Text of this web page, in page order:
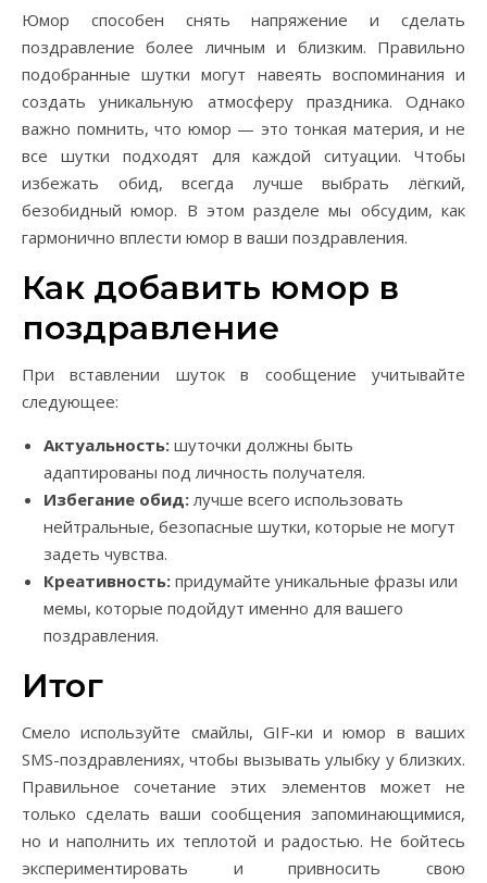
Юмор способен снять напряжение и сделать
поздравление более личным и близким. Правильно
подобранные шутки могут навеять воспоминания и
создать уникальную атмосферу праздника. Однако
важно помнить, что юмор — это тонкая материя, и не
все шутки подходят для каждой ситуации. Чтобы
избежать обид, всегда лучше выбрать лёгкий,
безобидный юмор. В этом разделе мы обсудим, как
гармонично вплести юмор в ваши поздравления.
Как добавить юмор в
поздравление
При вставлении шуток в сообщение учитывайте
следующее:
Актуальность: шуточки должны быть
адаптированы под личность получателя.
Избегание обид:лучше всего использовать
нейтральные, безопасные шутки, которые не могут
задеть чувства.
Креативность: придумайте уникальные фразы или
мемы, которые подойдут именно для вашего
поздравления.
Итог
Смело используйте смайлы, GIF-ки и юмор в ваших
SMS-поздравлениях, чтобы вызывать улыбку у близких.
Правильное сочетание этих элементов может не
только сделать ваши сообщения запоминающимися,
но и наполнить их теплотой и радостью. Не бойтесь
экспериментировать и привносить свою